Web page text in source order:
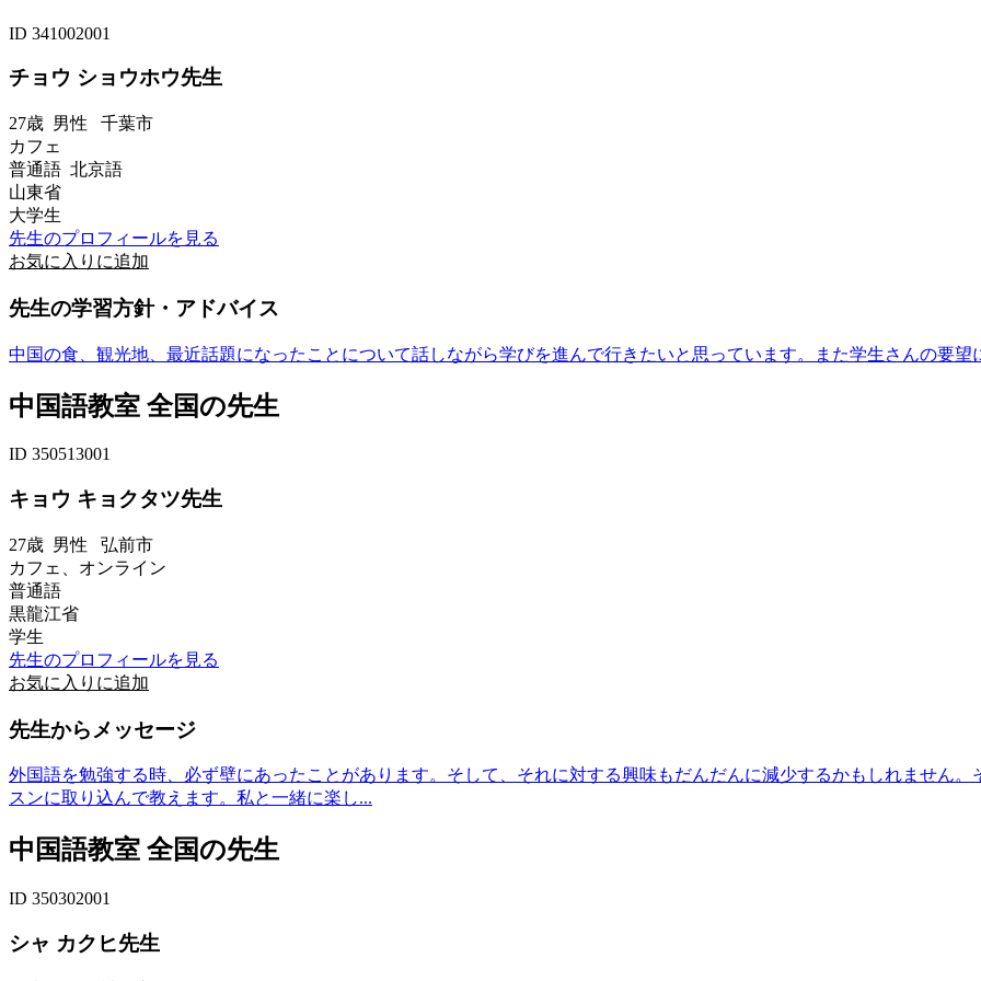
ID 341002001
チョウ ショウホウ先生
27歳 男性 千葉市
カフェ
普通語 北京語
山東省
大学生
先生のプロフィールを見る
お気に入りに追加
先生の学習方針・アドバイス
中国の食、観光地、最近話題になったことについて話しながら学びを進んで行きたいと思っています。また学生さんの要望
中国語教室 全国の先生
ID 350513001
キョウ キョクタツ先生
27歳 男性 弘前市
カフェ、オンライン
普通語
黒龍江省
学生
先生のプロフィールを見る
お気に入りに追加
先生からメッセージ
外国語を勉強する時、必ず壁にあったことがあります。そして、それに対する興味もだんだんに減少するかもしれません
スンに取り込んで教えます。私と一緒に楽し...
中国語教室 全国の先生
ID 350302001
シャ カクヒ先生